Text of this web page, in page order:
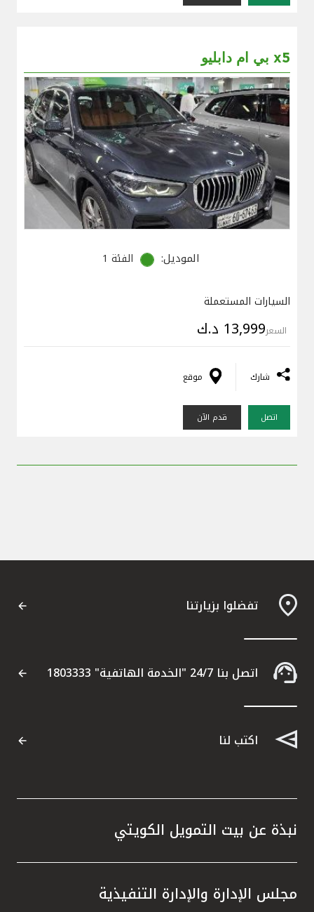
بي ام دابليو x5
الموديل: الفئة 1
السيارات المستعملة
السعر13,999 د.ك
شارك موقع
اتصل قدم الآن
تفضلوا بزيارتنا
اتصل بنا 24/7 "الخدمة الهاتفية" 1803333
اكتب لنا
نبذة عن بيت التمويل الكويتي
مجلس الإدارة والإدارة التنفيذية